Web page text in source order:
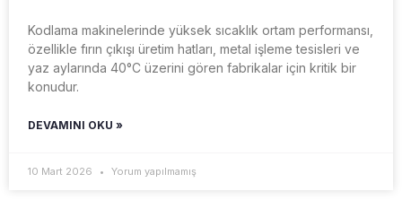
Kodlama makinelerinde yüksek sıcaklık ortam performansı,
özellikle fırın çıkışı üretim hatları, metal işleme tesisleri ve
yaz aylarında 40°C üzerini gören fabrikalar için kritik bir
konudur.
DEVAMINI OKU »
10 Mart 2026 Yorum yapılmamış